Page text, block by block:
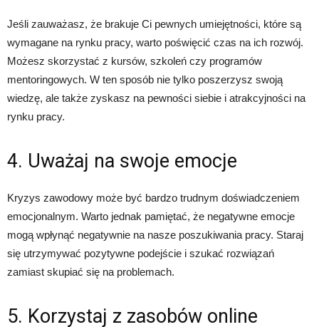
Jeśli zauważasz, że brakuje Ci pewnych umiejętności, które są
wymagane na rynku pracy, warto poświęcić czas na ich rozwój.
Możesz skorzystać z kursów, szkoleń czy programów
mentoringowych. W ten sposób nie tylko poszerzysz swoją
wiedzę, ale także zyskasz na pewności siebie i atrakcyjności na
rynku pracy.
4. Uważaj na swoje emocje
Kryzys zawodowy może być bardzo trudnym doświadczeniem
emocjonalnym. Warto jednak pamiętać, że negatywne emocje
mogą wpłynąć negatywnie na nasze poszukiwania pracy. Staraj
się utrzymywać pozytywne podejście i szukać rozwiązań
zamiast skupiać się na problemach.
5. Korzystaj z zasobów online